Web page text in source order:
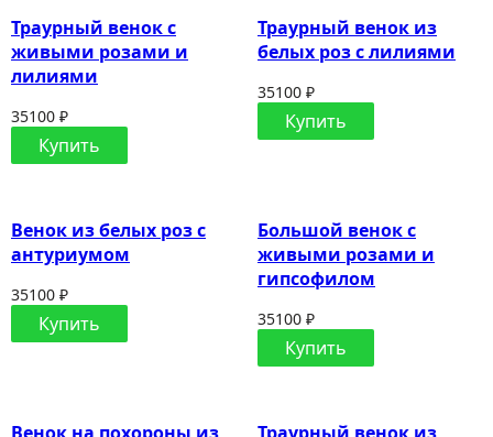
Траурный венок с
живыми розами и
лилиями
35100 ₽
Купить
Траурный венок из
белых роз с лилиями
35100 ₽
Купить
Венок из белых роз с
антуриумом
35100 ₽
Купить
Большой венок с
живыми розами и
гипсофилом
35100 ₽
Купить